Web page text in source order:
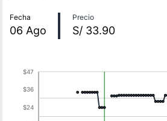
Fecha
06 Ago
Precio
S/ 33.90
$24
$36
$47